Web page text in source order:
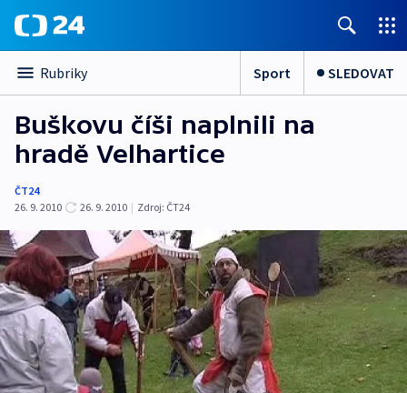
Rubriky Sport SLEDOVAT
Buškovu číši naplnili na
hradě Velhartice
ČT24
26. 9. 2010
26. 9. 2010 | Zdroj: ČT24